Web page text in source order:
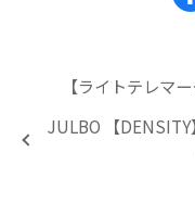
【ライトテレマ
JULBO 【DENSITY